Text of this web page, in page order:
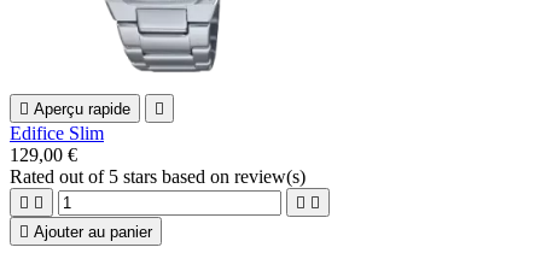
 Aperçu rapide 
Edifice Slim
129,00 €
Rated out of 5 stars based on review(s)
   
 Ajouter au panier